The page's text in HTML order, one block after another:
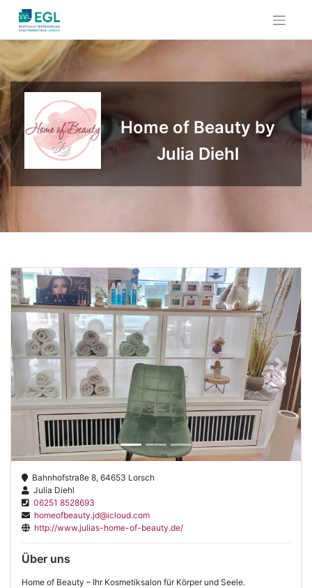
content
Home of Beauty by
Julia Diehl
Previous Next
Bahnhofstraße 8, 64653 Lorsch
Julia Diehl
06251 8528693
homeofbeauty.jd@icloud.com
http://www.julias-home-of-beauty.de/
Über uns
Home of Beauty – Ihr Kosmetiksalon für Körper und Seele.